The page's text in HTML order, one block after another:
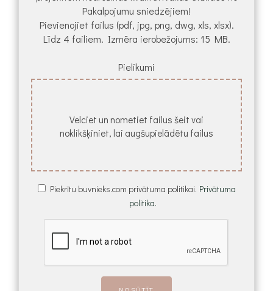
Pakalpojumu sniedzējiem!
Pievienojiet failus (pdf, jpg, png, dwg, xls, xlsx).
Līdz 4 failiem. Izmēra ierobežojums: 15 MB.
Pielikumi
Velciet un nometiet failus šeit vai
noklikšķiniet, lai augšupielādētu failus
Piekrītu buvnieks.com privātuma politikai. Privātuma
politika.